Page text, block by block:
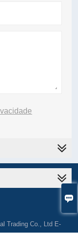

Trading Co., Ltd E-